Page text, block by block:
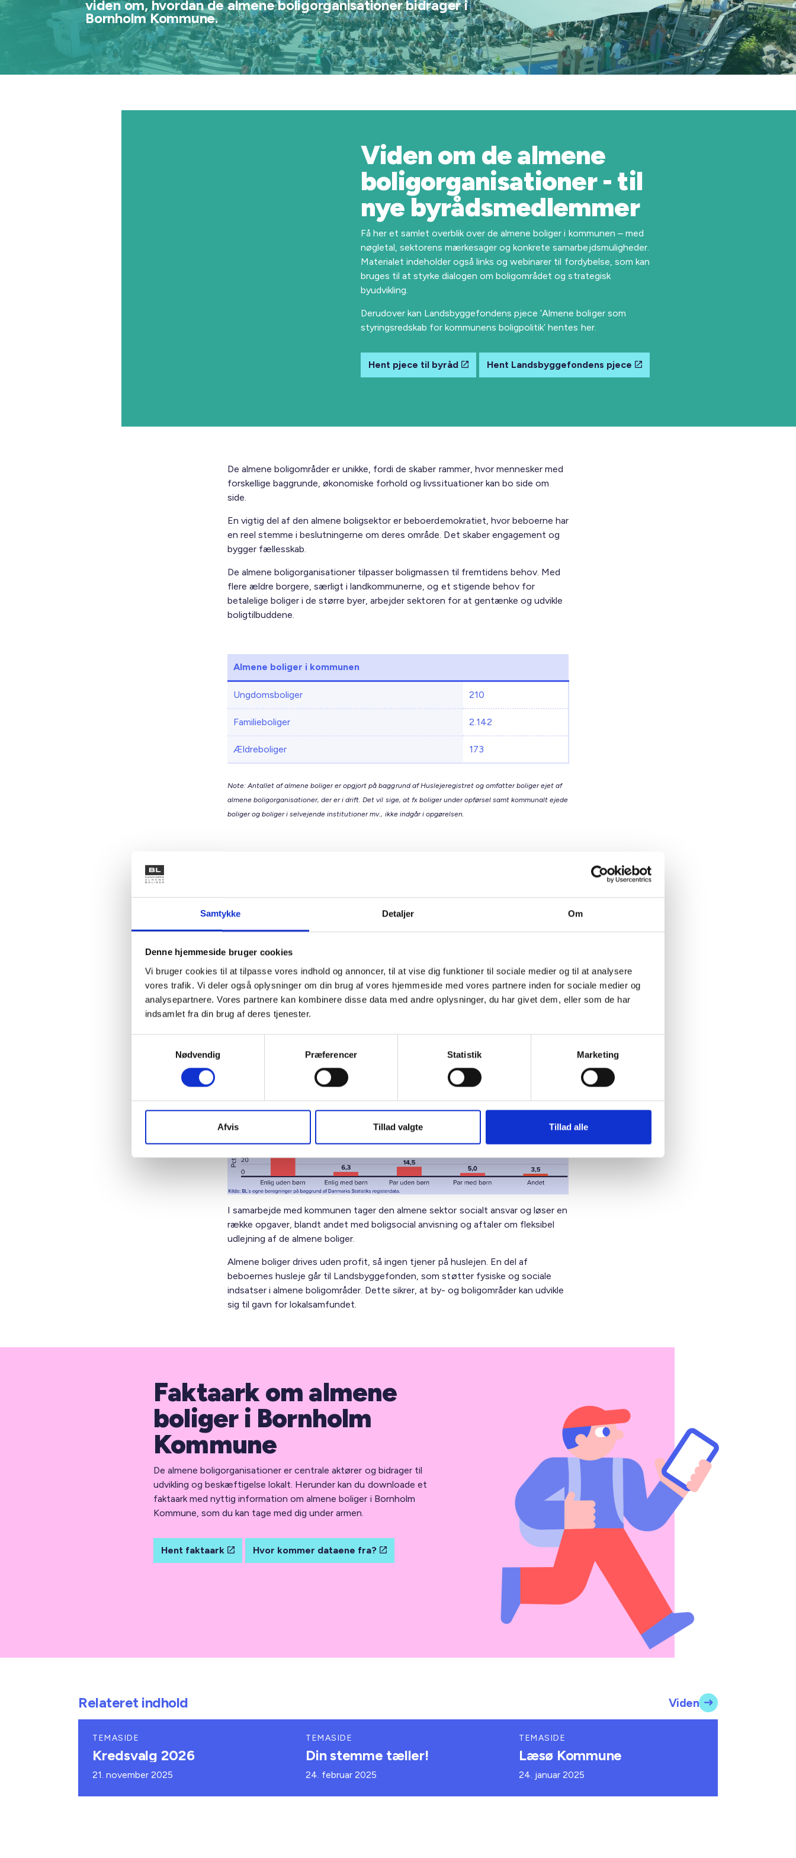
Samtykke Detaljer Om
Denne hjemmeside bruger cookies
Vi bruger cookies til at tilpasse vores indhold og annoncer, til at vise dig funktioner til sociale medier og til at analysere
vores trafik. Vi deler også oplysninger om din brug af vores hjemmeside med vores partnere inden for sociale medier og
analysepartnere. Vores partnere kan kombinere disse data med andre oplysninger, du har givet dem, eller som de har
indsamlet fra din brug af deres tjenester.
Nødvendig
Præferencer Statistik Marketing
Afvis Tillad valgte Tillad alle
viden om, hvordan de almene boligorganisationer bidrager i
Bornholm Kommune.
Viden om de almene
boligorganisationer - til
nye byrådsmedlemmer
Få her et samlet overblik over de almene boliger i kommunen – med
nøgletal, sektorens mærkesager og konkrete samarbejdsmuligheder.
Materialet indeholder også links og webinarer til fordybelse, som kan
bruges til at styrke dialogen om boligområdet og strategisk
byudvikling.
Derudover kan Landsbyggefondens pjece ’Almene boliger som
styringsredskab for kommunens boligpolitik’ hentes her.
Hent pjece til byråd Hent Landsbyggefondens pjece
De almene boligområder er unikke, fordi de skaber rammer, hvor mennesker med
forskellige baggrunde, økonomiske forhold og livssituationer kan bo side om
side.
En vigtig del af den almene boligsektor er beboerdemokratiet, hvor beboerne har
en reel stemme i beslutningerne om deres område. Det skaber engagement og
bygger fællesskab.
De almene boligorganisationer tilpasser boligmassen til fremtidens behov. Med
flere ældre borgere, særligt i landkommunerne, og et stigende behov for
betalelige boliger i de større byer, arbejder sektoren for at gentænke og udvikle
boligtilbuddene.
Almene boliger i kommunen
Ungdomsboliger 210
Familieboliger 2.142
Ældreboliger 173
Note: Antallet af almene boliger er opgjort på baggrund af Huslejeregistret og omfatter boliger ejet af
almene boligorganisationer, der er i drift. Det vil sige, at fx boliger under opførsel samt kommunalt ejede
boliger og boliger i selvejende institutioner mv., ikke indgår i opgørelsen.
understøtter sektoren byudviklingen og sørger for boliger til alle i livets
Når man flytter til en ny kommune.
Når boligbehovet bliver et andet.
Det kan være seniorboliger, bofællesskaber, ungdomsboliger og familieboliger,
som matcher mennesker, der hvor de er i livet. Et varieret boligudbud gør det
Familietyper i de almene boliger i kommunen
I samarbejde med kommunen tager den almene sektor socialt ansvar og løser en
række opgaver, blandt andet med boligsocial anvisning og aftaler om fleksibel
udlejning af de almene boliger.
Almene boliger drives uden profit, så ingen tjener på huslejen. En del af
beboernes husleje går til Landsbyggefonden, som støtter fysiske og sociale
indsatser i almene boligområder. Dette sikrer, at by- og boligområder kan udvikle
sig til gavn for lokalsamfundet.
Faktaark om almene
boliger i Bornholm
Kommune
De almene boligorganisationer er centrale aktører og bidrager til
udvikling og beskæftigelse lokalt. Herunder kan du downloade et
faktaark med nyttig information om almene boliger i Bornholm
Kommune, som du kan tage med dig under armen.
Hent faktaark Hvor kommer dataene fra?
Relateret indhold Viden
TEMASIDE
Kredsvalg 2026
21. november 2025
TEMASIDE
Din stemme tæller!
24. februar 2025
TEMASIDE
Læsø Kommune
24. januar 2025